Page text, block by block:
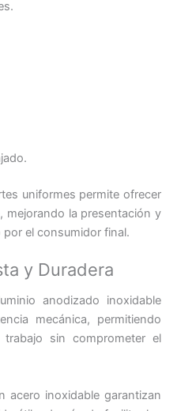
uniformes permite ofrecer
mejorando la presentación y
el consumidor final.
y Duradera
anodizado inoxidable
mecánica, permitiendo
sin comprometer el
acero inoxidable garantizan